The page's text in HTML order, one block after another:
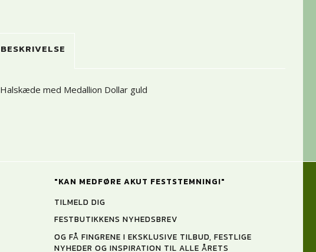
BESKRIVELSE
Halskæde med Medallion Dollar guld
"KAN MEDFØRE AKUT FESTSTEMNING!"
TILMELD DIG
FESTBUTIKKENS NYHEDSBREV
OG FÅ FINGRENE I EKSKLUSIVE TILBUD, FESTLIGE
NYHEDER OG INSPIRATION TIL ALLE ÅRETS